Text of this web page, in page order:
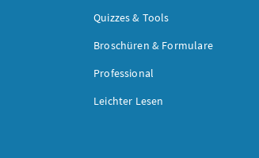
Quizzes & Tools
Broschüren & Formulare
Professional
Leichter Lesen